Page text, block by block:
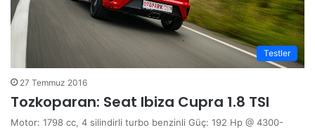
Testler
27 Temmuz 2016
Tozkoparan: Seat Ibiza Cupra 1.8 TSI
Motor: 1798 cc, 4 silindirli turbo benzinli Güç: 192 Hp @ 4300-